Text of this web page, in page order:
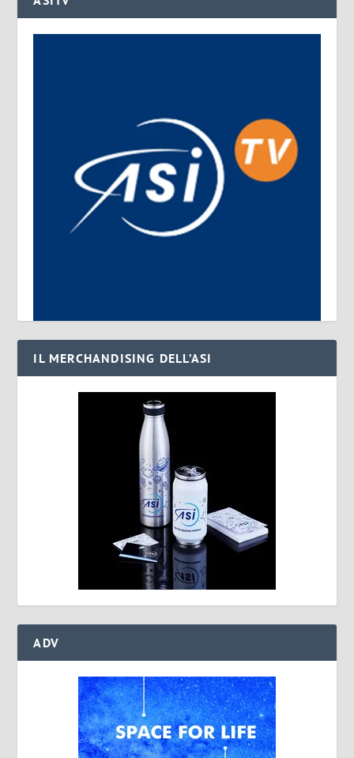
IL MERCHANDISING DELL’ASI
ADV